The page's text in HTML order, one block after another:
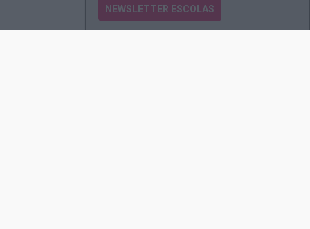
NEWSLETTER ESCOLAS